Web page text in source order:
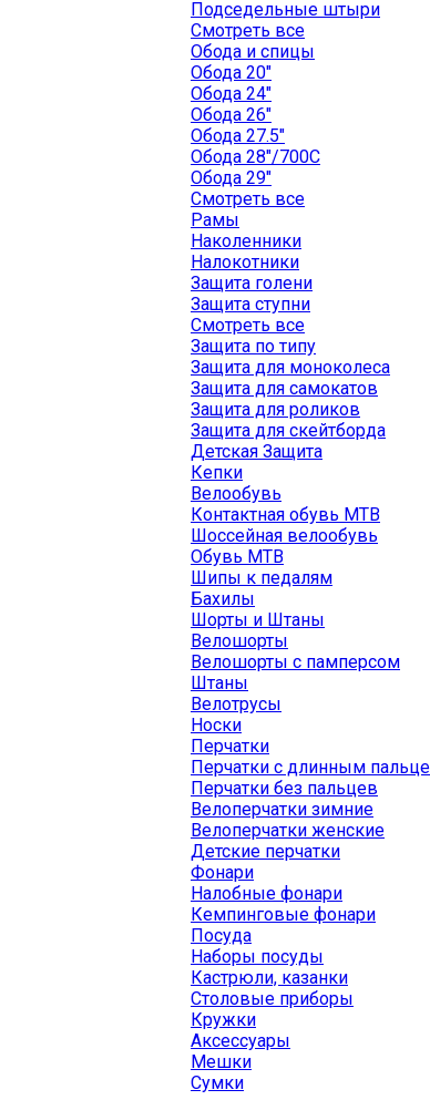
Подседельные штыри
Смотреть все
Обода и спицы
Обода 20"
Обода 24"
Обода 26"
Обода 27.5"
Обода 28"/700C
Обода 29"
Смотреть все
Рамы
Наколенники
Налокотники
Защита голени
Защита ступни
Смотреть все
Защита по типу
Защита для моноколеса
Защита для самокатов
Защита для роликов
Защита для скейтборда
Детская Защита
Кепки
Велообувь
Контактная обувь MTB
Шоссейная велообувь
Обувь MTB
Шипы к педалям
Бахилы
Шорты и Штаны
Велошорты
Велошорты с памперсом
Штаны
Велотрусы
Носки
Перчатки
Перчатки с длинным
Перчатки без пальцев
Велоперчатки зимние
Велоперчатки женские
Детские перчатки
Фонари
Налобные фонари
Кемпинговые фонари
Посуда
Наборы посуды
Кастрюли, казанки
Столовые приборы
Кружки
Аксессуары
Мешки
Сумки